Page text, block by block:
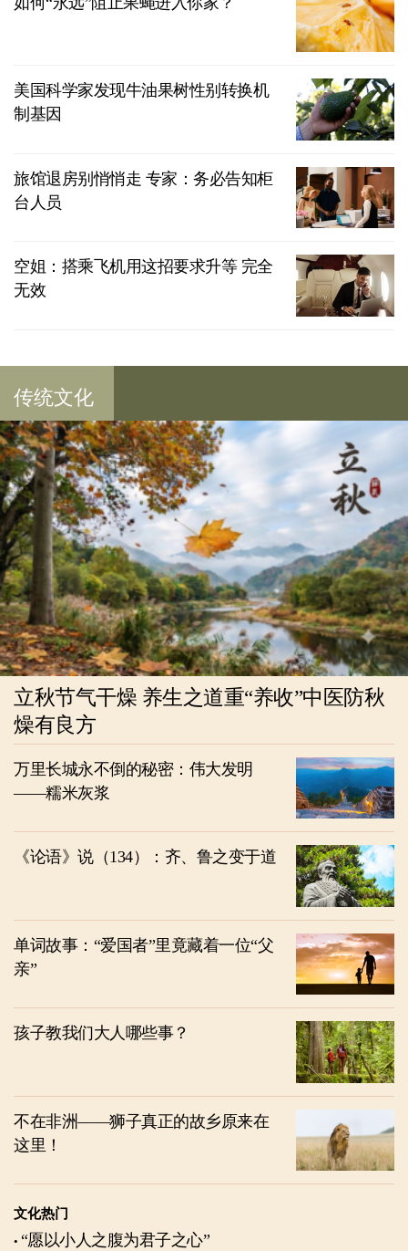
美国科学家发现牛油果树性别转换机
制基因
旅馆退房别悄悄走 专家：务必告知柜
台人员
空姐：搭乘飞机用这招要求升等 完全
无效
传统文化
立秋节气干燥 养生之道重“养收”中医防秋
燥有良方
万里长城永不倒的秘密：伟大发明
——糯米灰浆
《论语》说（134）：齐、鲁之变于道
单词故事：“爱国者”里竟藏着一位“父
亲”
孩子教我们大人哪些事？
不在非洲——狮子真正的故乡原来在
这里！
文化热门
“愿以小人之腹为君子之心”